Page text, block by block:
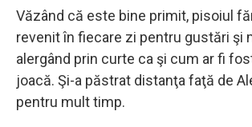
Văzând că este bine primit, pisoiul
revenit în fiecare zi pentru gustări şi
alergând prin curte ca şi cum ar fi
joacă. Şi-a păstrat distanţa faţă de
pentru mult timp.